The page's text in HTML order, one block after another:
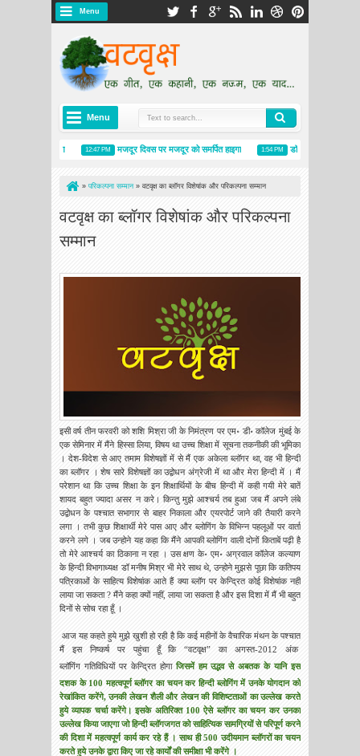
Menu
Menu
12:47 PM मजदूर दिवस पर मजदूर को समर्पित हाइगा 1:54 PM डॉ. मिथिलेश दीक्षित के हाइकु :
» परिकल्पना सम्मान» वटवृक्ष का ब्लॉगर विशेषांक और परिकल्पना सम्मान
वटवृक्ष का ब्लॉगर विशेषांक और परिकल्पना
सम्मान
इसी वर्ष तीन फरवरी को शशि मिश्रा जी के निमंत्रण पर एम॰ डी॰ कॉलेज मुंबई के
एक सेमिनार में मैंने हिस्सा लिया, विषय था उच्च शिक्षा में सूचना तकनीकी की भूमिका
। देश-विदेश से आए तमाम विशेषज्ञों में से मैं एक अकेला ब्लॉगर था, वह भी हिन्दी
का ब्लॉगर । शेष सारे विशेषज्ञों का उद्वोधन अंग्रेजी में था और मेरा हिन्दी में । मैं
परेशान था कि उच्च शिक्षा के इन शिक्षार्थियों के बीच हिन्दी में कही गयी मेरे बातें
शायद बहुत ज्यादा असर न करे। किन्तु मुझे आश्चर्य तब हुआ जब मैं अपने लंबे
उद्वोधन के पश्चात सभागार से बाहर निकाला और एयरपोर्ट जाने की तैयारी करने
लगा । तभी कुछ शिक्षार्थी मेरे पास आए और ब्लोगिंग के विभिन्न पहलूओं पर वार्ता
करने लगे । जब उन्होने यह कहा कि मैंने आपकी ब्लोगिंग वाली दोनों किताबें पढ़ी है
तो मेरे आश्चर्य का ठिकाना न रहा । उस क्षण के॰ एम॰ अग्रवाल कॉलेज कल्याण
के हिन्दी विभागाध्यक्ष डॉ मनीष मिश्र भी मेरे साथ थे, उन्होने मुझसे पूछा कि कतिपय
पत्रिकाओं के साहित्य विशेषांक आते हैं क्या ब्लॉग पर केन्द्रित कोई विशेषांक नहीं
लाया जा सकता? मैंने कहा क्यों नहीं, लाया जा सकता है और इस दिशा में मैं भी बहुत
दिनों से सोच रहा हूँ ।
आज यह कहते हुये मुझे खुशी हो रही है कि कई महीनों के वैचारिक मंथन के पश्चात
मैं इस निष्कर्ष पर पहुंचा हूँ कि “वटवृक्ष” का अगस्त-2012 अंक
ब्लॉगिंगगतिविधियों पर केन्द्रित होगाजिसमें हम उद्भव से अबतक के यानि इस
दशक के 100 महत्वपूर्ण ब्लॉगर का चयन कर हिन्दी ब्लोगिंग में उनके योगदान को
रेखांकित करेंगे,उनकी लेखन शैली और लेखन की विशिष्टताओं का उल्लेख करते
हुये व्यापक चर्चा करेंगे। इसके अतिरिक्त 100 ऐसे ब्लॉगर का चयन कर उनका
उल्लेख किया जाएगा जो हिन्दी ब्लॉगजगत को साहित्यिक सामग्रियों से परिपूर्ण करने
की दिशा में महत्वपूर्णकार्यकर रहे हैं । साथ ही 500 उदीयमान ब्लॉगरों का चयन
करते हुये उनके द्वारा किए जा रहे कार्यों की समीक्षा भी करेंगे ।